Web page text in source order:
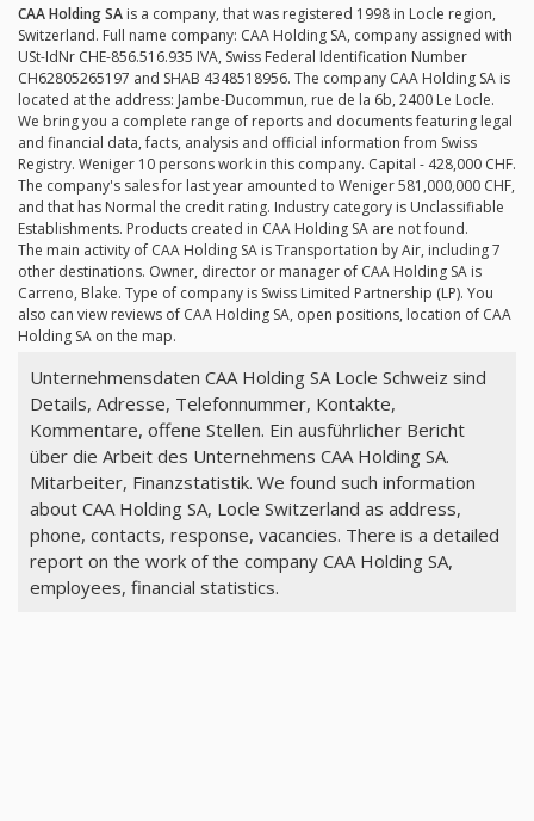
CAA Holding SA is a company, that was registered 1998 in Locle region,
Switzerland. Full name company: CAA Holding SA, company assigned with
USt-IdNr CHE-856.516.935 IVA, Swiss Federal Identification Number
CH62805265197 and SHAB 4348518956. The company CAA Holding SA is
located at the address: Jambe-Ducommun, rue de la 6b, 2400 Le Locle.
We bring you a complete range of reports and documents featuring legal
and financial data, facts, analysis and official information from Swiss
Registry. Weniger 10 persons work in this company. Capital - 428,000 CHF.
The company's sales for last year amounted to Weniger 581,000,000 CHF,
and that has Normal the credit rating. Industry category is Unclassifiable
Establishments. Products created in CAA Holding SA are not found.
The main activity of CAA Holding SA is Transportation by Air, including 7
other destinations. Owner, director or manager of CAA Holding SA is
Carreno, Blake. Type of company is Swiss Limited Partnership (LP). You
also can view reviews of CAA Holding SA, open positions, location of CAA
Holding SA on the map.
Unternehmensdaten CAA Holding SA Locle Schweiz sind
Details, Adresse, Telefonnummer, Kontakte,
Kommentare, offene Stellen. Ein ausführlicher Bericht
über die Arbeit des Unternehmens CAA Holding SA.
Mitarbeiter, Finanzstatistik. We found such information
about CAA Holding SA, Locle Switzerland as address,
phone, contacts, response, vacancies. There is a detailed
report on the work of the company CAA Holding SA,
employees, financial statistics.